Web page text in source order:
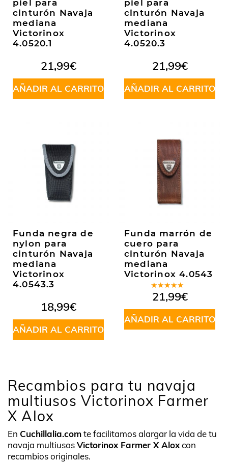
piel para
cinturón Navaja
mediana
Victorinox
4.0520.1
21,99€
AÑADIR AL CARRITO
piel para
cinturón Navaja
mediana
Victorinox
4.0520.3
21,99€
AÑADIR AL CARRITO
Funda negra de
nylon para
cinturón Navaja
mediana
Victorinox
4.0543.3
18,99€
AÑADIR AL CARRITO
Funda marrón de
cuero para
cinturón Navaja
mediana
Victorinox 4.0543
Valorado
en4.50
de 5
21,99€
AÑADIR AL CARRITO
Recambios para tu navaja
multiusos Victorinox Farmer
X Alox
En Cuchillalia.comte facilitamos alargar la vida de tu
navaja multiusosVictorinox Farmer X Aloxcon
recambios originales.